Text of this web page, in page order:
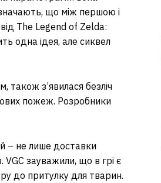
що між першою і
The Legend of Zelda:
одна ідея, але сиквел
також з’явилася безліч
пожеж. Розробники
– не лише доставки
VGC зауважили, що в грі є
до притулку для тварин.